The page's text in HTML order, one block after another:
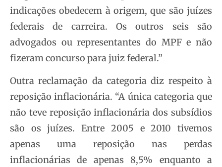
indicações obedecem à origem, que são juízes
federais de carreira. Os outros seis são
advogados ou representantes do MPF e não
fizeram concurso para juiz federal.”
Outra reclamação da categoria diz respeito à
reposição inflacionária. “A única categoria que
não teve reposição inflacionária dos subsídios
são os juízes. Entre 2005 e 2010 tivemos
apenas uma reposição nas perdas
inflacionárias de apenas 8,5% enquanto a